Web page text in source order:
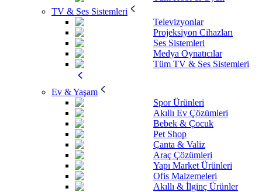
TV & Ses Sistemleri
Televizyonlar
Projeksiyon Cihazları
Ses Sistemleri
Medya Oynatıcılar
Tüm TV & Ses Sistemleri
Ev & Yaşam
Spor Ürünleri
Akıllı Ev Çözümleri
Bebek & Çocuk
Pet Shop
Çanta & Valiz
Araç Çözümleri
Yapı Market Ürünleri
Ofis Malzemeleri
Akıllı & İlginç Ürünler